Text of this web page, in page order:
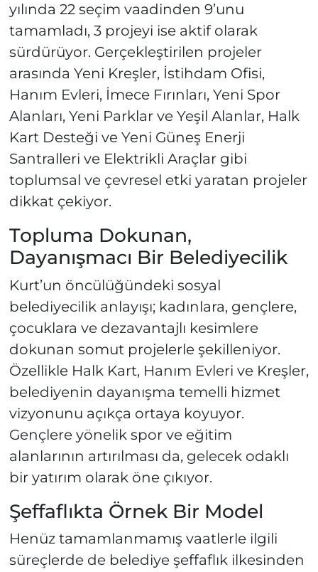
yılında 22 seçim vaadinden 9’unu
tamamladı, 3 projeyi ise aktif olarak
sürdürüyor. Gerçekleştirilen projeler
arasında Yeni Kreşler, İstihdam Ofisi,
Hanım Evleri, İmece Fırınları, Yeni Spor
Alanları, Yeni Parklar ve Yeşil Alanlar, Halk
Kart Desteği ve Yeni Güneş Enerji
Santralleri ve Elektrikli Araçlar gibi
toplumsal ve çevresel etki yaratan projeler
dikkat çekiyor.
Topluma Dokunan,
Dayanışmacı Bir Belediyecilik
Kurt’un öncülüğündeki sosyal
belediyecilik anlayışı; kadınlara, gençlere,
çocuklara ve dezavantajlı kesimlere
dokunan somut projelerle şekilleniyor.
Özellikle Halk Kart, Hanım Evleri ve Kreşler,
belediyenin dayanışma temelli hizmet
vizyonunu açıkça ortaya koyuyor.
Gençlere yönelik spor ve eğitim
alanlarının artırılması da, gelecek odaklı
bir yatırım olarak öne çıkıyor.
Şeffaflıkta Örnek Bir Model
Henüz tamamlanmamış vaatlerle ilgili
süreçlerde de belediye şeffaflık ilkesinden